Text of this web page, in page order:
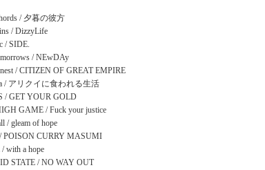
/ 夕暮の彼方
/ DizzyLife
/ SIDE.
/ NEwDAy
nest / CITIZEN OF GREAT EMPIRE
/ アリクイに食われる生活
/ GET YOUR GOLD
GAME / Fuck your justice
/ gleam of hope
/ POISON CURRY MASUMI
with a hope
STATE / NO WAY OUT